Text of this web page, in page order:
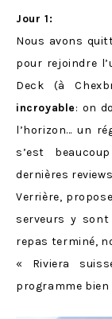
Jour 1:
Nous avons
pour rejoindre
Deck (à
incroyable: on
l’horizon… un
s’est
dernières
Verrière,
serveurs y
repas terminé,
« Riviera
programme